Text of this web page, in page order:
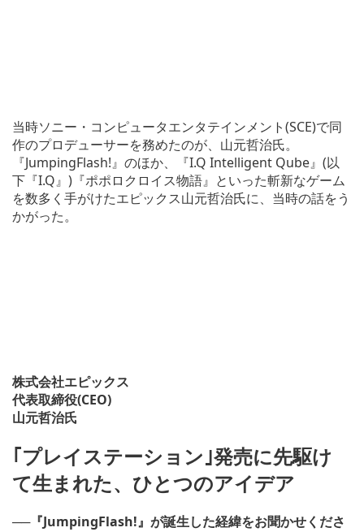
当時ソニー・コンピュータエンタテインメント(SCE)で同
作のプロデューサーを務めたのが、山元哲治氏。
『JumpingFlash!』のほか、『I.Q Intelligent Qube』(以
下『I.Q』)『ポポロクロイス物語』といった斬新なゲーム
を数多く手がけたエピックス山元哲治氏に、当時の話をう
かがった。
株式会社エピックス
代表取締役(CEO)
山元哲治氏
｢プレイステーション｣発売に先駆け
て生まれた、ひとつのアイデア
──『JumpingFlash!』が誕生した経緯をお聞かせくださ